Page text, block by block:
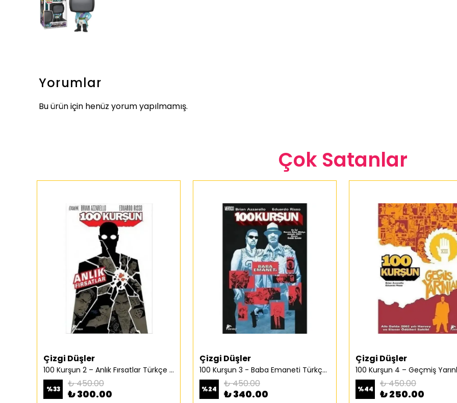
Yorumlar
Bu ürün için henüz yorum yapılmamış.
Çok Satanlar
Çizgi Düşler
100 Kurşun 2 – Anlık Fırsatlar Türkçe Çizgi Roman
%33 ₺ 450.00
₺ 300.00
Çizgi Düşler
100 Kurşun 3 - Baba Emaneti Türkçe Çizgi Roman
%24 ₺ 450.00
₺ 340.00
Çizgi Düşler
%44 ₺ 450.00
₺ 250.00